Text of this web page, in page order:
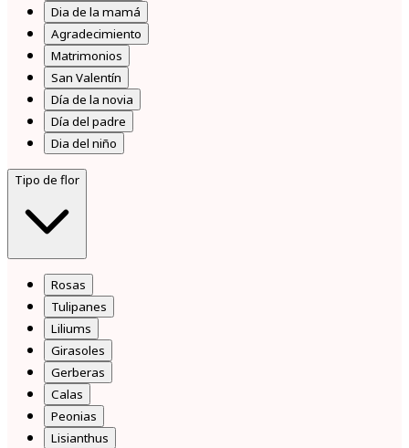
Dia de la mamá
Agradecimiento
Matrimonios
San Valentín
Día de la novia
Día del padre
Dia del niño
Tipo de flor
Rosas
Tulipanes
Liliums
Girasoles
Gerberas
Calas
Peonias
Lisianthus